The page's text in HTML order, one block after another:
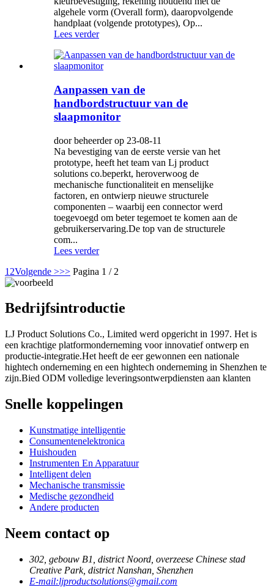
algehele vorm (Overall form), daaropvolgende
handplaat (volgende prototypes), Op...
Lees verder
Aanpassen van de
handbordstructuur van de
slaapmonitor
door beheerder op 23-08-11
Na bevestiging van de eerste versie van het
prototype, heeft het team van Lj product
solutions co.beperkt, heroverwoog de
mechanische functionaliteit en menselijke
factoren, en ontwierp nieuwe structurele
componenten – waarbij een connector werd
toegevoegd om beter tegemoet te komen aan de
gebruikerservaring.De top van de structurele
com...
Lees verder
1 2Volgende >>> Pagina 1 / 2
Bedrijfsintroductie
LJ Product Solutions Co., Limited werd opgericht in 1997. Het is
een krachtige platformonderneming voor innovatief ontwerp en
productie-integratie.Het heeft de eer gewonnen een nationale
hightech onderneming en een hightech onderneming in Shenzhen te
zijn.Bied ODM volledige leveringsontwerpdiensten aan klanten
Snelle koppelingen
Kunstmatige intelligentie
Consumentenelektronica
Huishouden
Instrumenten En Apparatuur
Intelligent delen
Mechanische transmissie
Medische gezondheid
Andere producten
Neem contact op
302, gebouw B1, district Noord, overzeese Chinese stad
Creative Park, district Nanshan, Shenzhen
E-mail:ljproductsolutions@gmail.com